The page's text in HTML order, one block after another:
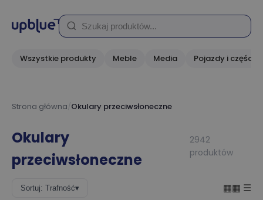
Wszystkie produkty Meble Media Pojazdy i części
Strona główna Okulary przeciwsłoneczne
Okulary
przeciwsłoneczne
2942
produktów
Sortuj: Trafność▾ ▦▦ ☰